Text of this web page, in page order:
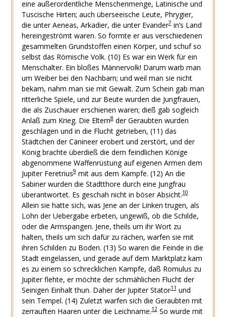
eine außerordentliche Menschenmenge, Latinische und
Tuscische Hirten; auch überseeische Leute, Phrygier,
die unter Aeneas, Arkadier, die unter Evander7in’s Land
hereingeströmt waren. So formte er aus verschiedenen
gesammelten Grundstoffen einen Körper, und schuf so
selbst das Römische Volk. (10) Es war ein Werk für ein
Menschalter. Ein bloßes Männervolk! Darum warb man
um Weiber bei den Nachbarn; und weil man sie nicht
bekam, nahm man sie mit Gewalt. Zum Schein gab man
ritterliche Spiele, und zur Beute wurden die Jungfrauen,
die als Zuschauer erschienen waren; dieß gab sogleich
Anlaß zum Krieg. Die Eltern8der Geraubten wurden
geschlagen und in die Flucht getrieben, (11) das
Städtchen der Cänineer erobert und zerstört, und der
König brachte überdieß die dem feindlichen Könige
abgenommene Waffenrüstung auf eigenen Armen dem
Jupiter Feretrius9mit aus dem Kampfe. (12) An die
Sabiner wurden die Stadtthore durch eine Jungfrau
überantwortet. Es geschah nicht in böser Absicht.10
Allein sie hatte sich, was Jene an der Linken trugen, als
Lohn der Uebergabe erbeten, ungewiß, ob die Schilde,
oder die Armspangen. Jene, theils um ihr Wort zu
halten, theils um sich dafür zu rächen, warfen sie mit
ihren Schilden zu Boden. (13) So waren die Feinde in die
Stadt eingelassen, und gerade auf dem Marktplatz kam
es zu einem so schrecklichen Kampfe, daß Romulus zu
Jupiter flehte, er möchte der schmählichen Flucht der
Seinigen Einhalt thun. Daher der Jupiter Stator11und
sein Tempel. (14) Zuletzt warfen sich die Geraubten mit
zerrauften Haaren unter die Leichname.12So wurde mit